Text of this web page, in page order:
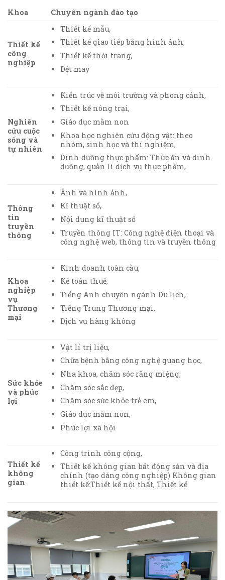
Khoa Chuyên ngành đào tạo
Thiết kế
công
nghiệp
Thiết kế mẫu,
Thiết kế giao tiếp bằng hình ảnh,
Thiết kế thời trang,
Dệt may
Nghiên
cứu cuộc
sống và
tự nhiên
Kiến trúc về môi trường và phong cảnh,
Thiết kế nông trại,
Giáo dục mầm non
Khoa học nghiên cứu động vật: theo
nhóm, sinh học và thí nghiệm,
Dinh dưỡng thực phẩm: Thức ăn và dinh
dưỡng, quản lí dịch vụ thực phẩm,
Thông
tin
truyền
thông
Ảnh và hình ảnh,
Kĩ thuật số,
Nội dung kĩ thuật số
Truyền thông IT: Công nghệ điện thoại và
công nghệ web, thông tin và truyền thông
Khoa
nghiệp
vụ
Thương
mại
Kinh doanh toàn cầu,
Kế toán thuế,
Tiếng Anh chuyên ngành Du lịch,
Tiếng Trung Thương mại,
Dịch vụ hàng không
Sức khỏe
và phúc
lợi
Vật lí trị liệu,
Chữa bệnh bằng công nghệ quang học,
Nha khoa, chăm sóc răng miệng,
Chăm sóc sắc đẹp,
Chăm sóc sức khỏe trẻ em,
Giáo dục mầm non,
Phúc lợi xã hội
Thiết kế
không
gian
Công trình công cộng,
Thiết kế không gian bất động sản và địa
chính (tạo dáng công nghiệp) Không gian
thiết kế:Thiết kế nội thất, Thiết kế